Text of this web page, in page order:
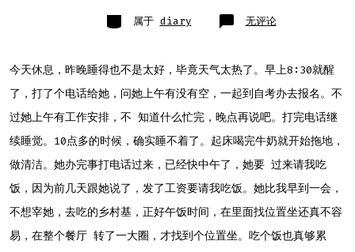
类
别 属于 diary 蛮
充
天,
也
挺
烦
无评论
今天休息，昨晚睡得也不是太好，毕竟天气太热了。早上8:30就醒
了，打了个电话给她，问她上午有没有空，一起到自考办去报名。不
过她上午有工作安排，不 知道什么忙完，晚点再说吧。打完电话继
续睡觉。10点多的时候，确实睡不着了。起床喝完牛奶就开始拖地，
做清洁。她办完事打电话过来，已经快中午了，她要 过来请我吃
饭，因为前几天跟她说了，发了工资要请我吃饭。她比我早到一会，
不想宰她，去吃的乡村基，正好午饭时间，在里面找位置坐还真不容
易，在整个餐厅 转了一大圈，才找到个位置坐。吃个饭也真够累